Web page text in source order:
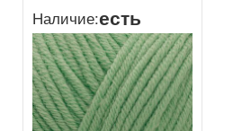
Наличие:есть